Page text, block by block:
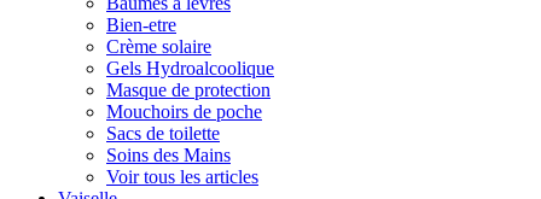
Bien-etre
Crème solaire
Gels Hydroalcoolique
Masque de protection
Mouchoirs de poche
Sacs de toilette
Soins des Mains
Voir tous les articles